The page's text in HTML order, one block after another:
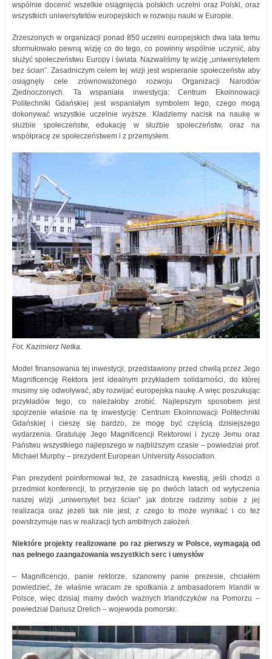
wspólnie docenić wszelkie osiągnięcia polskich uczelni oraz Polski, oraz
wszystkich uniwersytetów europejskich w rozwoju nauki w Europie.
Zrzeszonych w organizacji ponad 850 uczelni europejskich dwa lata temu
sformułowało pewną wizję co do tego, co powinny wspólnie uczynić, aby
służyć społeczeństwu Europy i świata. Nazwaliśmy tę wizję „uniwersytetem
bez ścian”. Zasadniczym celem tej wizji jest wspieranie społeczeństw aby
osiągnęły cele zrównoważonego rozwoju Organizacji Narodów
Zjednoczonych. Ta wspaniała inwestycja: Centrum Ekoinnowacji
Politechniki Gdańskiej jest wspaniałym symbolem tego, czego mogą
dokonywać wszystkie uczelnie wyższe. Kładziemy nacisk na naukę w
służbie społeczeństw, edukację w służbie społeczeństw, oraz na
współpracę ze społeczeństwem i z przemysłem.
Fot. Kazimierz Netka.
Model finansowania tej inwestycji, przedstawiony przed chwilą przez Jego
Magnificencję Rektora jest idealnym przykładem solidarności, do której
musimy się odwoływać, aby rozwijać europejska naukę. A więc poszukując
przykładów tego, co należałoby zrobić. Najlepszym sposobem jest
spojrzenie właśnie na tę inwestycję: Centrum Ekoinnowacji Politechniki
Gdańskiej i cieszę się bardzo, że mogę być częścią dzisiejszego
wydarzenia. Gratuluję Jego Magnificencji Rektorowi i życzę Jemu oraz
Państwu wszystkiego najlepszego w najbliższym czasie – powiedział prof.
Michael Murphy – prezydent European University Association.
Pan prezydent poinformował też, że zasadniczą kwestią, jeśli chodzi o
przedmiot konferencji, to przyjrzenie się po dwóch latach od wytyczenia
naszej wizji „uniwersytet bez ścian” jak dobrze radzimy sobie z jej
realizacja oraz jeżeli tak nie jest, z czego to może wynikać i co też
powstrzymuje nas w realizacji tych ambitnych założeń.
Niektóre projekty realizowane po raz pierwszy w Polsce, wymagają od
nas pełnego zaangażowania wszystkich serc i umysłów
– Magnificencjo, panie rektorze, szanowny panie prezesie, chciałem
powiedzieć, że właśnie wracam ze spotkania z ambasadorem Irlandii w
Polsce, więc dzisiaj mamy dwóch ważnych Irlandczyków na Pomorzu –
powiedział Dariusz Drelich – wojewoda pomorski: